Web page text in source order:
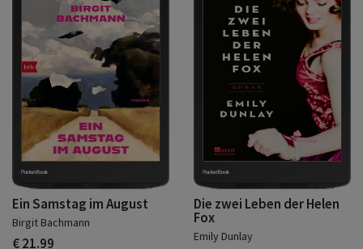
Ein Samstag im August
Birgit Bachmann
€ 21.99
Die zwei Leben der Helen
Fox
Emily Dunlay